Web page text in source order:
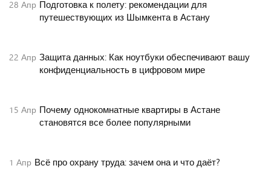
28 Апр Подготовка к полету: рекомендации для
путешествующих из Шымкента в Астану
22 Апр Защита данных: Как ноутбуки обеспечивают вашу
конфиденциальность в цифровом мире
15 Апр Почему однокомнатные квартиры в Астане
становятся все более популярными
1 Апр Всё про охрану труда: зачем она и что даёт?